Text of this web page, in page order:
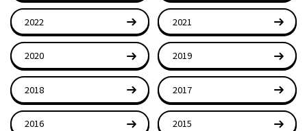
2022 2021
2020 2019
2018 2017
2016 2015